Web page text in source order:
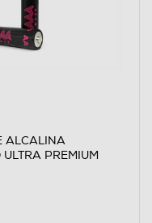
ALCALINA
PREMIUM